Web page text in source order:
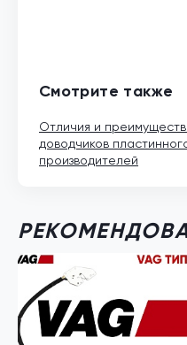
Смотрите также
Отличия и
доводчиков
производителей